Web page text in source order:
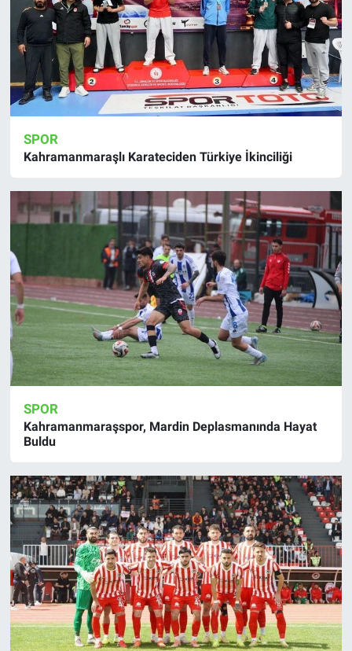
SPOR
Kahramanmaraşlı Karateciden Türkiye İkinciliği
SPOR
Kahramanmaraşspor, Mardin Deplasmanında Hayat
Buldu